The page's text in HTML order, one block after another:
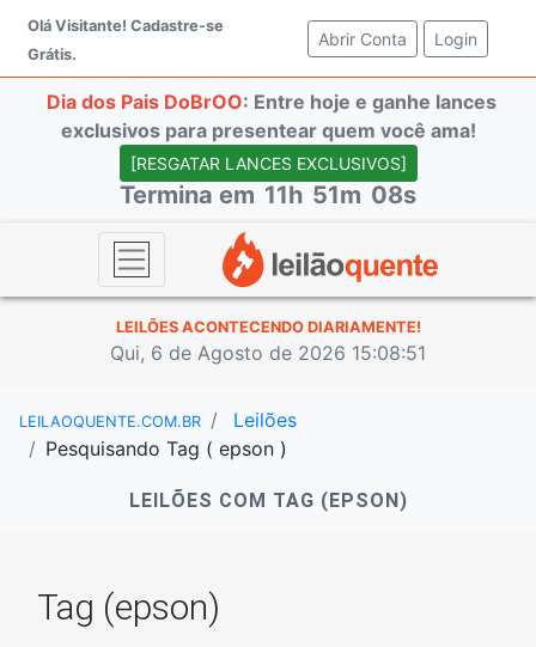
Olá Visitante! Cadastre-se
Grátis.
Abrir Conta (current)
Login
Dia dos Pais DoBrOO: Entre hoje e ganhe lances
exclusivos para presentear quem você ama!
[RESGATAR LANCES EXCLUSIVOS]
Termina em 11h 51m 08s
LEILÕES ACONTECENDO DIARIAMENTE!
Qui, 6 de Agosto de 2026 15:08:51
LEILAOQUENTE.COM.BR
Leilões
Pesquisando Tag ( epson )
LEILÕES COM TAG (EPSON)
Tag (epson)